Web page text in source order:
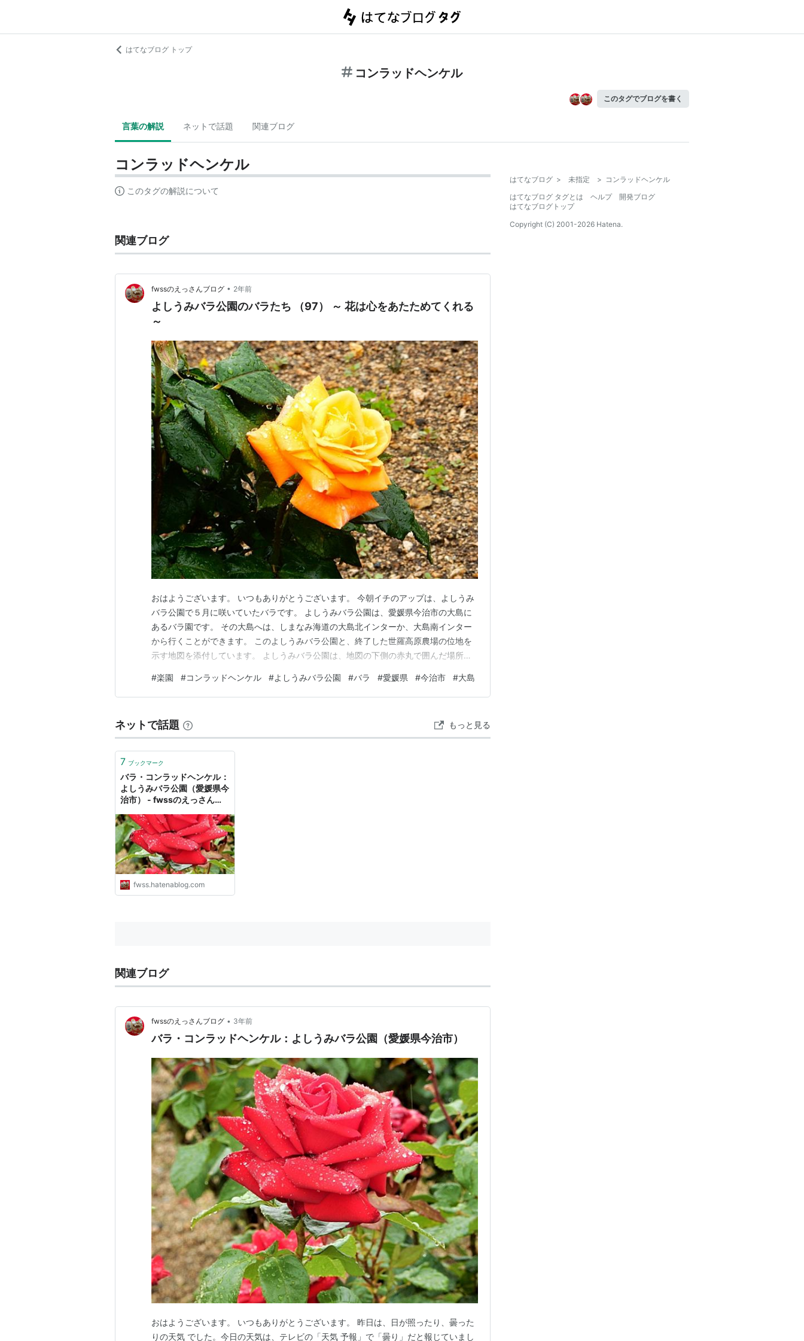
はてなブログ トップ
コンラッドヘンケル
このタグでブログを書く
言葉の解説 ネットで話題 関連ブログ
コンラッドヘンケル
このタグの解説について
関連ブログ
fwssのえっさんブログ • 2年前
よしうみバラ公園のバラたち （97） ～ 花は心をあたためてくれる
～
おはようございます。 いつもありがとうございます。 今朝イチのアップは、よしうみ
バラ公園で５月に咲いていたバラです。 よしうみバラ公園は、愛媛県今治市の大島に
あるバラ園です。 その大島へは、しまなみ海道の大島北インターか、大島南インター
から行くことができます。 このよしうみバラ公園と、終了した世羅高原農場の位地を
示す地図を添付しています。 よしうみバラ公園は、地図の下側の赤丸で囲んだ場所で
コンラッドヘンケルはドイツだと、プレートに記されてあります。 楽 園 コンラッドヘ
ンケル ランキング参加中花のある風景 ラン…
#楽園 #コンラッドヘンケル #よしうみバラ公園 #バラ #愛媛県 #今治市 #大島
ネットで話題 もっと見る
7 ブックマーク
バラ・コンラッドヘンケル：
よしうみバラ公園（愛媛県今
治市） - fwssのえっさんブ
fwss.hatenablog.com
関連ブログ
fwssのえっさんブログ • 3年前
バラ・コンラッドヘンケル：よしうみバラ公園（愛媛県今治市）
おはようございます。 いつもありがとうございます。 昨日は、日が照ったり、曇った
りの天気 でした。今日の天気は、テレビの「天気 予報」で「曇り」だと報じていまし
はてなブログ > 未指定 > コンラッドヘンケル
はてなブログ タグとは
ヘルプ
開発ブログ
はてなブログトップ
Copyright (C) 2001-2026 Hatena.